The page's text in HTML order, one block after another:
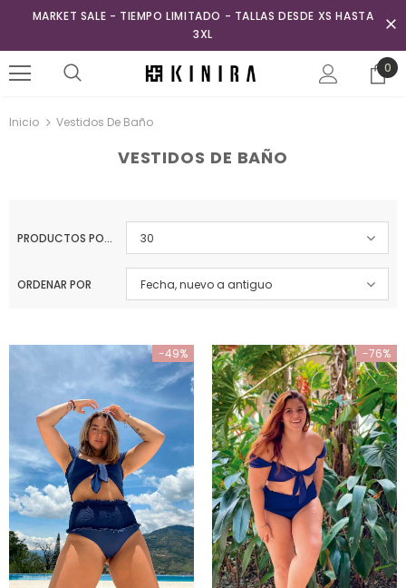
MARKET SALE - TIEMPO LIMITADO - TALLAS DESDE XS HASTA
3XL
0
Inicio Vestidos De Baño
VESTIDOS DE BAÑO
PRODUCTOS POR PÁGINA 30
ORDENAR POR Fecha, nuevo a antiguo
-49% -76%